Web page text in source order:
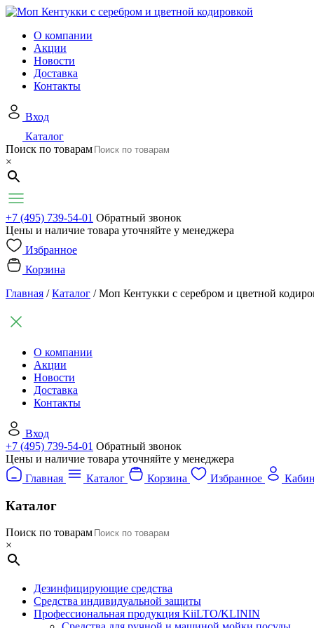
О компании
Акции
Новости
Доставка
Контакты
Вход
Каталог
Поиск по товарам
×
+7 (495) 739-54-01 Обратный звонок
Цены и наличие товара уточняйте у менеджера
Избранное
Корзина
Главная /Каталог /Моп Кентукки с серебром и цветной
О компании
Акции
Новости
Доставка
Контакты
Вход
+7 (495) 739-54-01 Обратный звонок
Цены и наличие товара уточняйте у менеджера
Главная
Каталог Корзина Избранное
Каталог
Поиск по товарам
×
Дезинфицирующие средства
Средства индивидуальной защиты
Профессиональная продукция KiiLTO/KLININ